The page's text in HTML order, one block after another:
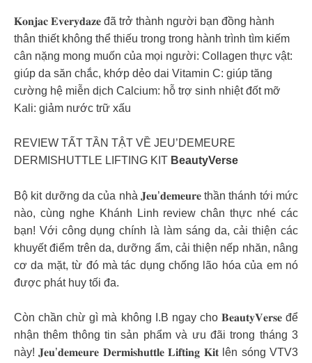
𝐊𝐨𝐧𝐣𝐚𝐜 𝐄𝐯𝐞𝐫𝐲𝐝𝐚𝐳𝐞 đã trở thành người bạn đồng hành
thân thiết không thể thiếu trong trong hành trình tìm kiếm
cân nặng mong muốn của mọi người: Collagen thực vật:
giúp da săn chắc, khớp dẻo dai Vitamin C: giúp tăng
cường hệ miễn dịch Calcium: hỗ trợ sinh nhiệt đốt mỡ
Kali: giảm nước trữ xấu
REVIEW TẤT TẦN TẬT VỀ JEU’DEMEURE
DERMISHUTTLE LIFTING KIT BeautyVerse
Bộ kit dưỡng da của nhà 𝐉𝐞𝐮’𝐝𝐞𝐦𝐞𝐮𝐫𝐞 thần thánh tới mức
nào, cùng nghe Khánh Linh review chân thực nhé các
bạn! Với công dụng chính là làm sáng da, cải thiện các
khuyết điểm trên da, dưỡng ẩm, cải thiện nếp nhăn, nâng
cơ da mặt, từ đó mà tác dụng chống lão hóa của em nó
được phát huy tối đa.
Còn chần chừ gì mà không I.B ngay cho 𝐁𝐞𝐚𝐮𝐭𝐲𝐕𝐞𝐫𝐬𝐞 để
nhận thêm thông tin sản phẩm và ưu đãi trong tháng 3
này! 𝐉𝐞𝐮’𝐝𝐞𝐦𝐞𝐮𝐫𝐞 𝐃𝐞𝐫𝐦𝐢𝐬𝐡𝐮𝐭𝐭𝐥𝐞 𝐋𝐢𝐟𝐭𝐢𝐧𝐠 𝐊𝐢𝐭 lên sóng VTV3